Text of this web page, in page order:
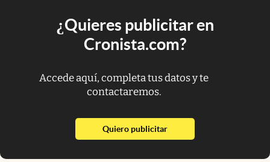
¿Quieres publicitar en
Cronista.com?
Accede aquí, completa tus datos y te
contactaremos.
Quiero publicitarabre en nueva pestaña